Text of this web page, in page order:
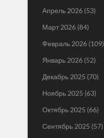
Апрель 2026 (53)
Март 2026 (84)
Февраль 2026 (109)
Январь 2026 (52)
Декабрь 2025 (70)
Ноябрь 2025 (63)
Октябрь 2025 (66)
Сентябрь 2025 (57)